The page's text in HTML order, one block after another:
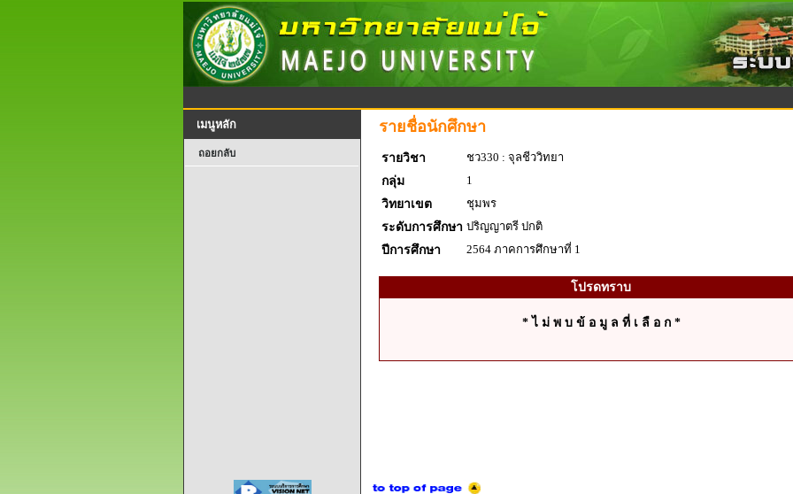
เมนูหลัก
ถอยกลับ
รายชื่อนักศึกษา
รายวิชา
ชว330 : จุลชีววิทยา
กลุ่ม
1
วิทยาเขต
ชุมพร
ระดับการศึกษา ปริญญาตรี ปกติ
ปีการศึกษา
2564 ภาคการศึกษาที่ 1
โปรดทราบ
* ไ ม่ พ บ ข้ อ มู ล ที่ เ ลื อ ก *